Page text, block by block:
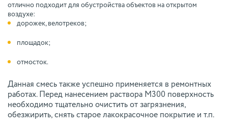
отлично подходит для обустройства объектов на открытом
воздухе:
дорожек, велотреков;
площадок;
отмосток.
Данная смесь также успешно применяется в ремонтных
работах. Перед нанесением раствора М300 поверхность
необходимо тщательно очистить от загрязнения,
обезжирить, снять старое лакокрасочное покрытие и т.п.